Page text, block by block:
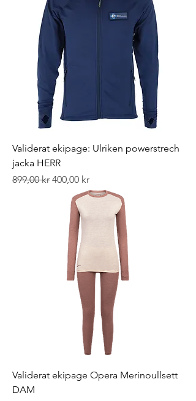
Validerat ekipage: Ulriken powerstrech
jacka HERR
Ordinarie pris
899,00 kr Reapris
400,00 kr
Validerat ekipage Opera Merinoullsett
DAM